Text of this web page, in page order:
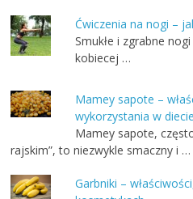
Ćwiczenia na nogi –
Smukłe i zgrabne
kobiecej …
Mamey sapote –
wykorzystania w diecie
Mamey sapote,
rajskim”, to niezwykle smaczny i …
Garbniki –